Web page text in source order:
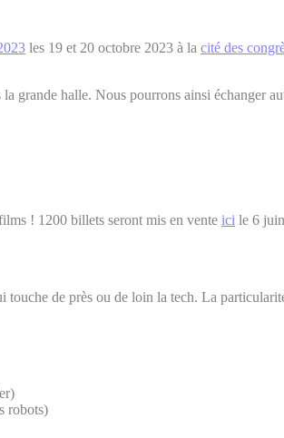
les 19 et 20 octobre 2023 à la cité des
grande halle. Nous pourrons ainsi
! 1200 billets seront mis en vente ici le 6
touche de près ou de loin la tech. La
robots)